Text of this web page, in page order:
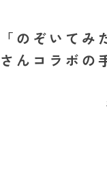
「のぞいて
さんコラボの